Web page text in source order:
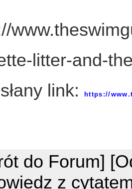
litter-and-
link:
https://
do Forum]
z